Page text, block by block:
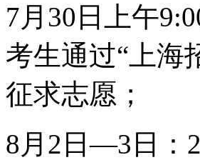
7月30日上午
考生通过“上海
征求志愿；
8月2日—3日：